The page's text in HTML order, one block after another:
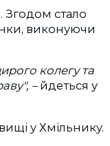
Згодом стало
виконуючи
колегу та
–йдеться у
у Хмільнику.